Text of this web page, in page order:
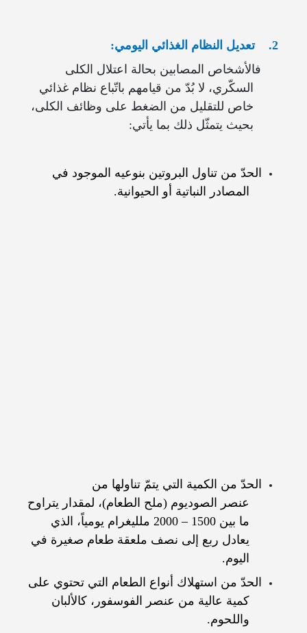
2.
تعديل النظام الغذائي اليومي:
فالأشخاص المصابين بحالة اعتلال الكلى
السكّري، لا بُدّ من قيامهم باتّباع نظام غذائي
خاص للتقليل من الضغط على وظائف الكلى،
بحيث يتمثّل ذلك بما يأتي:
الحدّ من تناول البروتين بنوعيه الموجود في
المصادر النباتية أو الحيوانية.
الحدّ من الكمية التي يتمّ تناولها من
عنصر الصوديوم (ملح الطعام)، لمقدار يتراوح
ما بين 1500 – 2000 ملليغرام يومياً، الذي
يعادل ربع إلى نصف ملعقة طعام صغيرة في
اليوم.
الحدّ من استهلاك أنواع الطعام التي تحتوي على
كمية عالية من عنصر الفوسفور، كالألبان
واللحوم.